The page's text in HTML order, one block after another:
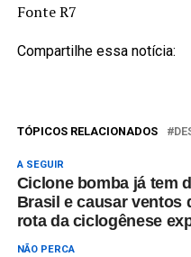
Fonte R7
Compartilhe essa notícia:
TÓPICOS RELACIONADOS
A SEGUIR
Ciclone bomba já tem
Brasil e causar ventos
rota da ciclogênese
NÃO PERCA